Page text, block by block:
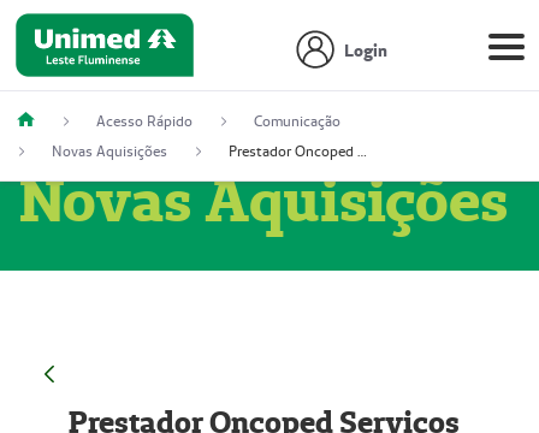
Login
Acesso Rápido
Comunicação
Novas Aquisições
Prestador Oncoped Serviços Médicos (51004335-0)
Novas Aquisições
Prestador Oncoped Serviços